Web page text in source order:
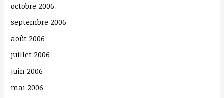
octobre 2006
septembre 2006
août 2006
juillet 2006
juin 2006
mai 2006